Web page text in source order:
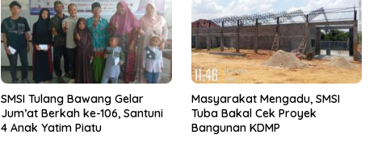
SMSI Tulang Bawang Gelar
Jum’at Berkah ke-106, Santuni
4 Anak Yatim Piatu
Masyarakat Mengadu, SMSI
Tuba Bakal Cek Proyek
Bangunan KDMP